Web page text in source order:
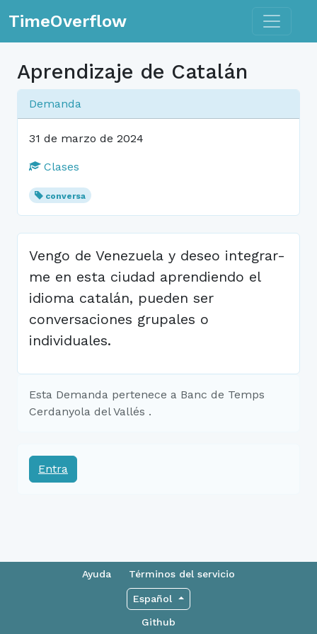
TimeOverflow Toggle
Aprendizaje de Catalán
Demanda
31 de marzo de 2024
Clases
conversa
Vengo de Venezuela y deseo integrar-
me en esta ciudad aprendiendo el
idioma catalán, pueden ser
conversaciones grupales o
individuales.
Esta Demanda pertenece a Banc de Temps
Cerdanyola del Vallés .
Entra
Ayuda Términos del servicio
Español
Github